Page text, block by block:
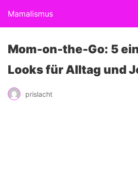
Mamalismus
Mom-on-the-Go: 5
Looks für Alltag und
prislacht